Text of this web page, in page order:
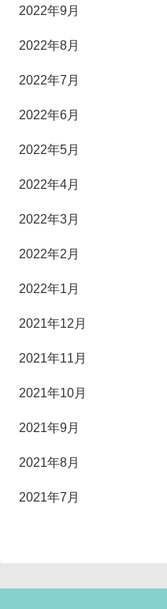
2022年9月
2022年8月
2022年7月
2022年6月
2022年5月
2022年4月
2022年3月
2022年2月
2022年1月
2021年12月
2021年11月
2021年10月
2021年9月
2021年8月
2021年7月